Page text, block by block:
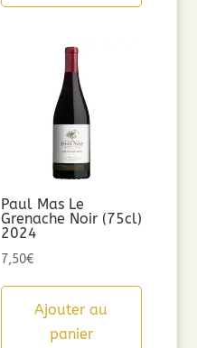
Paul Mas Le
Grenache Noir (75cl)
2024
7,50€
Ajouter au
panier